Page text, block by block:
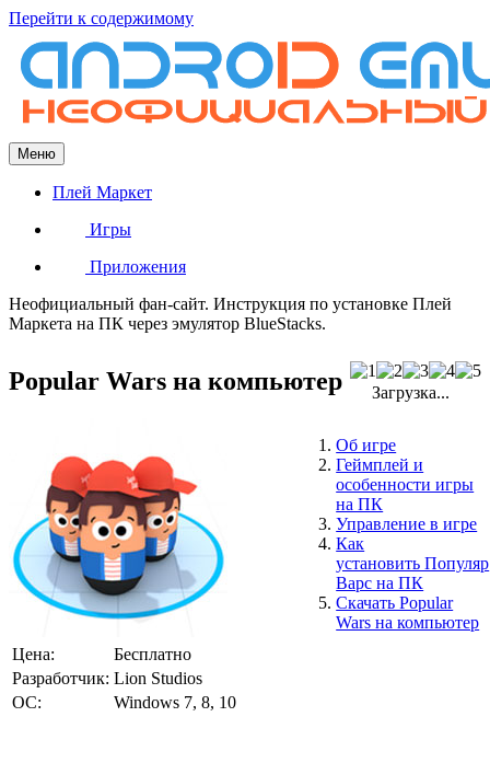
Перейти к содержимому
Меню
Плей Маркет
Игры
Приложения
Неофициальный фан-сайт. Инструкция по установке Плей
Маркета на ПК через эмулятор BlueStacks.
Popular Wars на компьютер Загрузка...
Об игре
Геймплей и
особенности игры
на ПК
Управление в игре
Как
установить Популяр
Варс на ПК
Скачать Popular
Wars на компьютер
Цена:
Бесплатно
Разработчик: Lion Studios
ОС:
Windows 7, 8, 10